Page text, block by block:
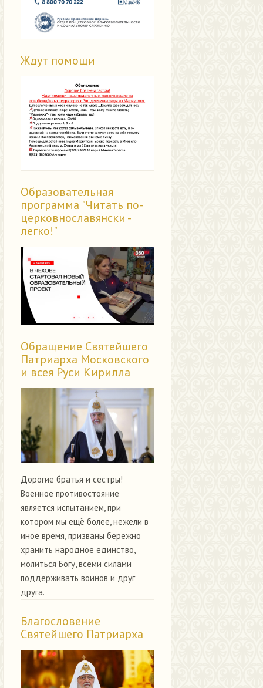
Ждут помощи
Образовательная
программа "Читать по-
церковнославянски -
легко!"
Обращение Святейшего
Патриарха Московского
и всея Руси Кирилла
Дорогие братья и сестры!
Военное противостояние
является испытанием, при
котором мы ещё более, нежели в
иное время, призваны бережно
хранить народное единство,
молиться Богу, всеми силами
поддерживать воинов и друг
друга.
Благословение
Святейшего Патриарха